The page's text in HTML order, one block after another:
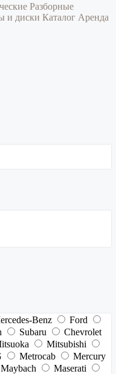
Разборные
и диски Каталог Аренда
Benz
Ford
Subaru
Chevrolet
Mitsubishi
Metrocab
Mercury
Maybach
Maserati